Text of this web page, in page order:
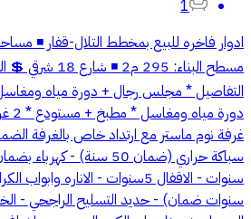
1
التفاصيل * مجلس رجال + دورة مياه
غرفة نوم ماستر مع ارتداد خاص بالغرفة
سنوات ضمان) - حديد التسليح الراجحي -